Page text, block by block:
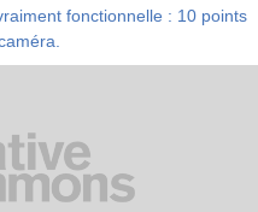
fonctionnelle : 10 points